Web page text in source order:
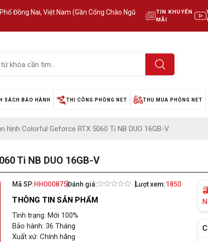
Đồng Nai, Việt Nam (Gần Cổng Chào Ngũ
TIN KHUYẾN
MÃI
SÁCH BẢO HÀNH THI CÔNG PHÒNG NET THU MUA PHÒNG NET
hình Colorful Geforce RTX 5060 Ti NB DUO 16GB-V
Ti NB DUO 16GB-V
Mã SP:HH000875Đánh giá: Lượt xem:1850
THÔNG TIN SẢN PHẨM
Tình trạng: Mới 100%
Bảo hành: 36 Tháng
Xuất xứ: Chính hãng